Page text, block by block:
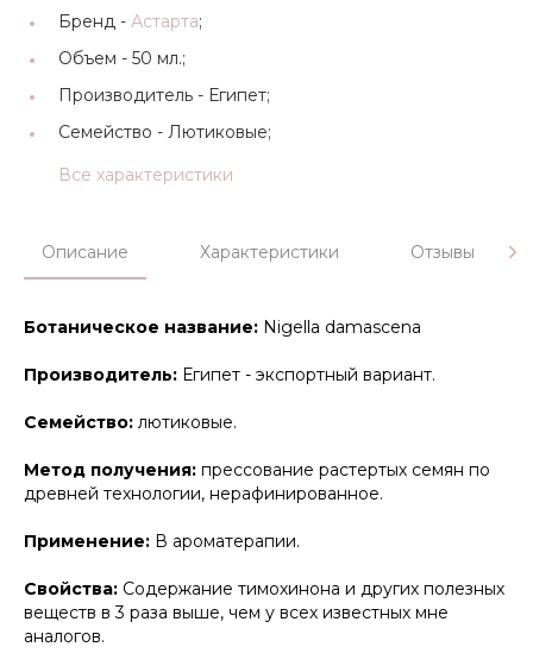
Бренд - Астарта;
Объем - 50 мл.;
Производитель - Египет;
Семейство - Лютиковые;
Все характеристики
Описание Характеристики Отзывы
Ботаническое название: Nigella damascena
Производитель: Египет - экспортный вариант.
Семейство: лютиковые.
Метод получения: прессование растертых семян по
древней технологии, нерафинированное.
Применение: В ароматерапии.
Свойства: Содержание тимохинона и других полезных
веществ в 3 раза выше, чем у всех известных мне
аналогов.